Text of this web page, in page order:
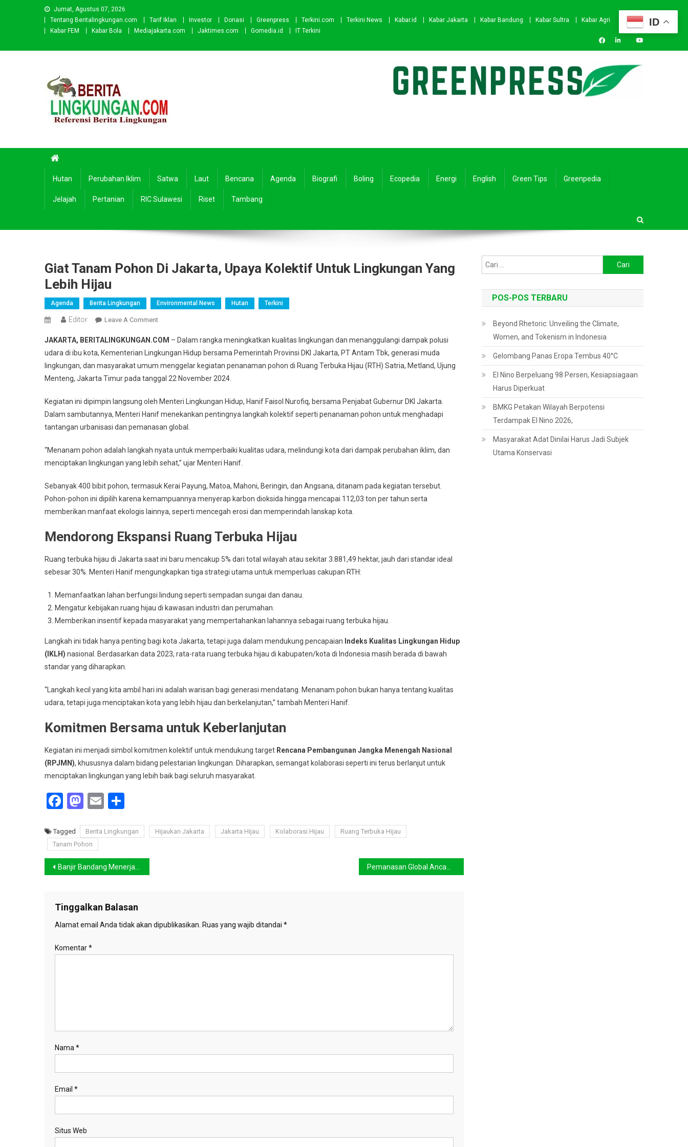
Jumat, Agustus 07, 2026
Tentang Beritalingkungan.com
Tarif Iklan Investor Donasi Greenpress Terkini.com Terkini News Kabar.id Kabar Jakarta Kabar Bandung Kabar Sultra
Kabar Agri
Kabar FEM
Kabar Bola Mediajakarta.com Jaktimes.com Gomedia.id IT Terkini
Hutan Perubahan Iklim Satwa Laut Bencana Agenda Biografi Boling Ecopedia Energi English Green Tips Greenpedia
Jelajah Pertanian RIC Sulawesi Riset Tambang
Giat Tanam Pohon Di Jakarta, Upaya Kolektif Untuk Lingkungan Yang
Lebih Hijau
Agenda Berita Lingkungan Environmental News Hutan Terkini
Editor Leave A CommentOn
Tanam
Pohon
Di
Jakarta,
Kolektif
Untuk
Lingkungan
Lebih
Hijau
JAKARTA, BERITALINGKUNGAN.COM – Dalam rangka meningkatkan kualitas lingkungan dan menanggulangi dampak polusi
udara di ibu kota, Kementerian Lingkungan Hidup bersama Pemerintah Provinsi DKI Jakarta, PT Antam Tbk, generasi muda
lingkungan, dan masyarakat umum menggelar kegiatan penanaman pohon di Ruang Terbuka Hijau (RTH) Satria, Metland, Ujung
Menteng, Jakarta Timur pada tanggal 22 November 2024.
Kegiatan ini dipimpin langsung oleh Menteri Lingkungan Hidup, Hanif Faisol Nurofiq, bersama Penjabat Gubernur DKI Jakarta.
Dalam sambutannya, Menteri Hanif menekankan pentingnya langkah kolektif seperti penanaman pohon untuk menghadapi
tantangan urbanisasi dan pemanasan global.
“Menanam pohon adalah langkah nyata untuk memperbaiki kualitas udara, melindungi kota dari dampak perubahan iklim, dan
menciptakan lingkungan yang lebih sehat,” ujar Menteri Hanif.
Sebanyak 400 bibit pohon, termasuk Kerai Payung, Matoa, Mahoni, Beringin, dan Angsana, ditanam pada kegiatan tersebut.
Pohon-pohon ini dipilih karena kemampuannya menyerap karbon dioksida hingga mencapai 112,03 ton per tahun serta
memberikan manfaat ekologis lainnya, seperti mencegah erosi dan memperindah lanskap kota.
Mendorong Ekspansi Ruang Terbuka Hijau
Ruang terbuka hijau di Jakarta saat ini baru mencakup 5% dari total wilayah atau sekitar 3.881,49 hektar, jauh dari standar ideal
sebesar 30%. Menteri Hanif mengungkapkan tiga strategi utama untuk memperluas cakupan RTH:
Memanfaatkan lahan berfungsi lindung seperti sempadan sungai dan danau.
Mengatur kebijakan ruang hijau di kawasan industri dan perumahan.
Memberikan insentif kepada masyarakat yang mempertahankan lahannya sebagai ruang terbuka hijau.
Langkah ini tidak hanya penting bagi kota Jakarta, tetapi juga dalam mendukung pencapaian Indeks Kualitas Lingkungan Hidup
(IKLH) nasional. Berdasarkan data 2023, rata-rata ruang terbuka hijau di kabupaten/kota di Indonesia masih berada di bawah
standar yang diharapkan.
“Langkah kecil yang kita ambil hari ini adalah warisan bagi generasi mendatang. Menanam pohon bukan hanya tentang kualitas
udara, tetapi juga menciptakan kota yang lebih hijau dan berkelanjutan,” tambah Menteri Hanif.
Komitmen Bersama untuk Keberlanjutan
Kegiatan ini menjadi simbol komitmen kolektif untuk mendukung target Rencana Pembangunan Jangka Menengah Nasional
(RPJMN), khususnya dalam bidang pelestarian lingkungan. Diharapkan, semangat kolaborasi seperti ini terus berlanjut untuk
menciptakan lingkungan yang lebih baik bagi seluruh masyarakat.
Facebook
Mastodon
Email
Tagged Berita Lingkungan Hijaukan Jakarta Jakarta Hijau Kolaborasi Hijau
Ruang Terbuka Hijau
Tanam Pohon
Navigasi
Banjir Bandang Menerjang Deli Serdang, Empat Warga Meninggal, Dua Hilang
Tinggalkan Balasan
Alamat email Anda tidak akan dipublikasikan. Ruas yang wajib ditandai *
Komentar*
Nama *
Email *
Situs Web
untuk:
POS-POS TERBARU
Beyond Rhetoric: Unveiling the Climate,
Women, and Tokenism in Indonesia
Gelombang Panas Eropa Tembus 40°C
El Nino Berpeluang 98 Persen, Kesiapsiagaan
Harus Diperkuat
BMKG Petakan Wilayah Berpotensi
Terdampak El Nino 2026,
Masyarakat Adat Dinilai Harus Jadi Subjek
Utama Konservasi
ID